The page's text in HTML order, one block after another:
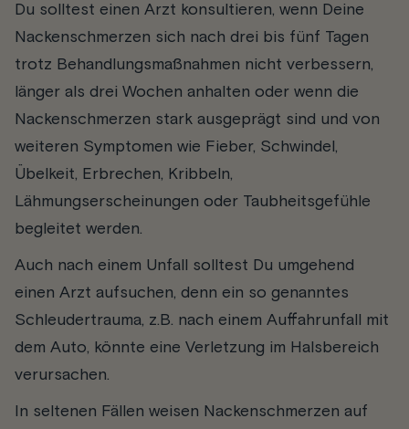
Du solltest einen Arzt konsultieren, wenn Deine
Nackenschmerzen sich nach drei bis fünf Tagen
trotz Behandlungsmaßnahmen nicht verbessern,
länger als drei Wochen anhalten oder wenn die
Nackenschmerzen stark ausgeprägt sind und von
weiteren Symptomen wie Fieber, Schwindel,
Übelkeit, Erbrechen, Kribbeln,
Lähmungserscheinungen oder Taubheitsgefühle
begleitet werden.
Auch nach einem Unfall solltest Du umgehend
einen Arzt aufsuchen, denn ein so genanntes
Schleudertrauma, z.B. nach einem Auffahrunfall mit
dem Auto, könnte eine Verletzung im Halsbereich
verursachen.
In seltenen Fällen weisen Nackenschmerzen auf